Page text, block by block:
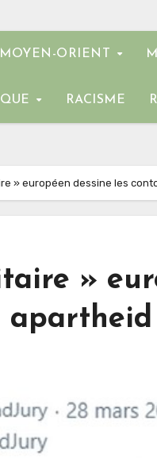
MOYEN-ORIENT
RACISME
» européen dessine les
»